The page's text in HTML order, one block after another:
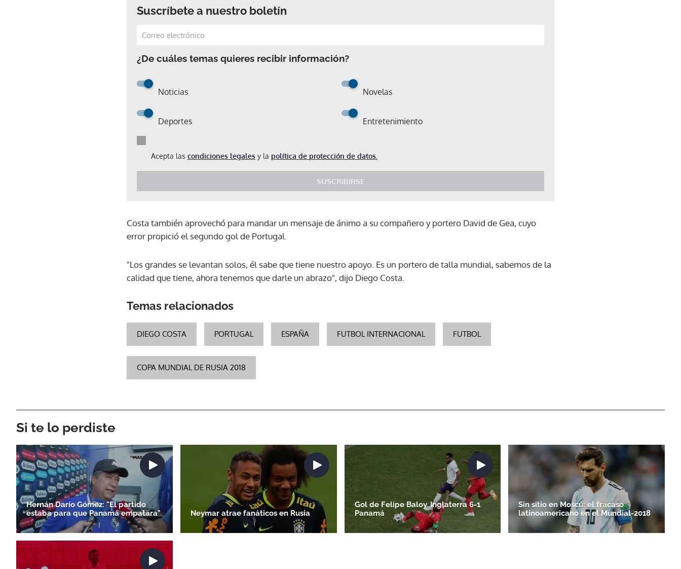
Suscríbete a nuestro boletín
¿De cuáles temas quieres recibir información?
Noticias Novelas
Deportes Entretenimiento
Acepta las condiciones legales y la política de protección de datos.
SUSCRIBIRSE
ACEPTAR
Costa también aprovechó para mandar un mensaje de ánimo a su compañero y portero David de Gea, cuyo
error propició el segundo gol de Portugal.
"Los grandes se levantan solos, él sabe que tiene nuestro apoyo. Es un portero de talla mundial, sabemos de la
calidad que tiene, ahora tenemos que darle un abrazo", dijo Diego Costa.
Temas relacionados
DIEGO COSTA PORTUGAL ESPAÑA FUTBOL INTERNACIONAL FUTBOL
COPA MUNDIAL DE RUSIA 2018
Si te lo perdiste
Hernán Darío Gómez: "El partido
estaba para que Panamá empatara"
Neymar atrae fanáticos en Rusia
Gol de Felipe Baloy. Inglaterra 6-1
Panamá
Sin sitio en Moscú: el fracaso
latinoamericano en el Mundial-2018